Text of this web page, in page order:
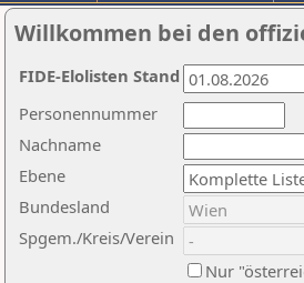
Willkommen bei den
Nachname
Ebene
Personennummer
Bundesland
Spgem./Kreis/Verein
Nur
FIDE-Elolisten Stand